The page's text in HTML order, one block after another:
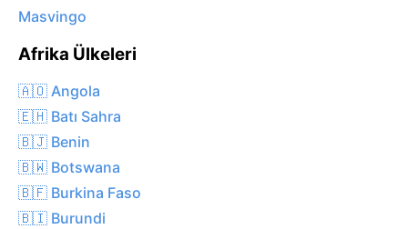
Masvingo
Afrika Ülkeleri
🇦🇴 Angola
🇪🇭 Batı Sahra
🇧🇯 Benin
🇧🇼 Botswana
🇧🇫 Burkina Faso
🇧🇮 Burundi